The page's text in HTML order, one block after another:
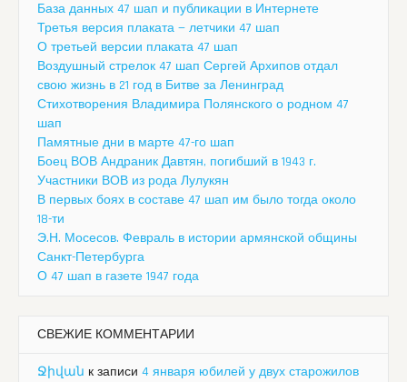
База данных 47 шап и публикации в Интернете
Третья версия плаката — летчики 47 шап
О третьей версии плаката 47 шап
Воздушный стрелок 47 шап Сергей Архипов отдал
свою жизнь в 21 год в Битве за Ленинград
Стихотворения Владимира Полянского о родном 47
шап
Памятные дни в марте 47-го шап
Боец ВОВ Андраник Давтян, погибший в 1943 г.
Участники ВОВ из рода Лулукян
В первых боях в составе 47 шап им было тогда около
18-ти
Э.Н. Мосесов. Февраль в истории армянской общины
Санкт-Петербурга
О 47 шап в газете 1947 года
СВЕЖИЕ КОММЕНТАРИИ
Ջիվան к записи 4 января юбилей у двух старожилов